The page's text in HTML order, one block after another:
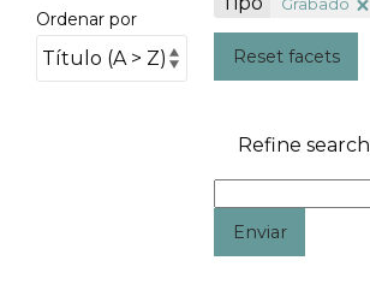
Ordenar por
Reset facets
Refine search
Enviar